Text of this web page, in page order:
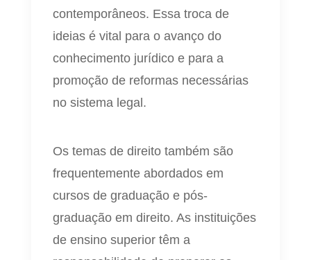
contemporâneos. Essa troca de
ideias é vital para o avanço do
conhecimento jurídico e para a
promoção de reformas necessárias
no sistema legal.
Os temas de direito também são
frequentemente abordados em
cursos de graduação e pós-
graduação em direito. As instituições
de ensino superior têm a